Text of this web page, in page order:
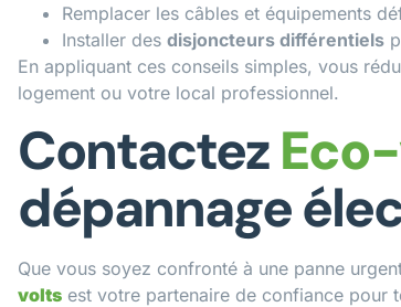
Remplacer les câbles et équipements
Installer des disjoncteurs différentiels
En appliquant ces conseils simples, vous
logement ou votre local professionnel.
Contactez
dépannage
Que vous soyez confronté à une panne
volts est votre partenaire de confiance pour